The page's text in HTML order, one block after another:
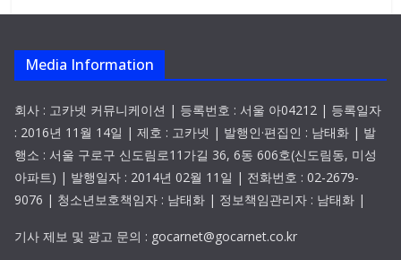
Media Information
회사 : 고카넷 커뮤니케이션 | 등록번호 : 서울 아04212 | 등록일자
: 2016년 11월 14일 | 제호 : 고카넷 | 발행인·편집인 : 남태화 | 발
행소 : 서울 구로구 신도림로11가길 36, 6동 606호(신도림동, 미성
아파트) | 발행일자 : 2014년 02월 11일 | 전화번호 : 02-2679-
9076 | 청소년보호책임자 : 남태화 | 정보책임관리자 : 남태화 |
기사 제보 및 광고 문의 : gocarnet@gocarnet.co.kr